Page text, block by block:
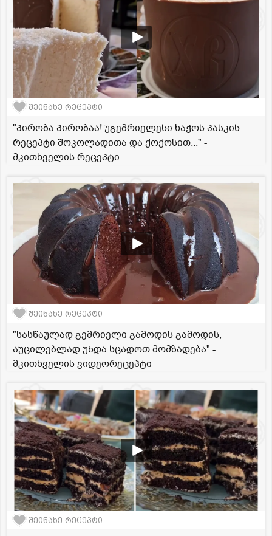
შეინახე რეცეპტი
"პირობა პირობაა! უგემრიელესი ხაჭოს პასკის
რეცეპტი შოკოლადითა და ქოქოსით..." -
მკითხველის რეცეპტი
შეინახე რეცეპტი
"სასწაულად გემრიელი გამოდის გამოდის,
აუცილებლად უნდა სცადოთ მომზადება" -
მკითხველის ვიდეორეცეპტი
შეინახე რეცეპტი